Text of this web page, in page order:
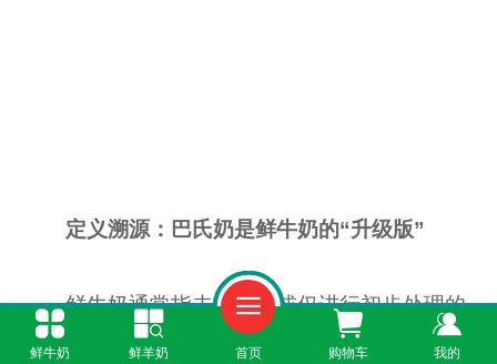
定义溯源：巴氏奶是鲜牛奶的“升级版”
鲜牛奶通常指未经加工或仅进行初步处理的
生鲜乳，即刚从奶牛体内挤出的牛奶。这类牛奶
鲜牛奶 鲜羊奶 首页 购物车 我的